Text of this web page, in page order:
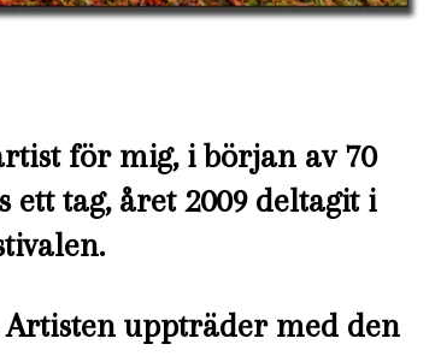
för mig, i början av 70
tag, året 2009 deltagit i
uppträder med den